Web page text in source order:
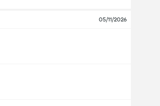
05/11/2026